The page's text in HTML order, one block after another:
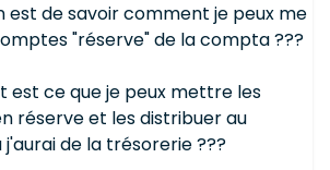
est de savoir comment je peux me
"réserve" de la compta ???
est ce que je peux mettre les
réserve et les distribuer au
de la trésorerie ???